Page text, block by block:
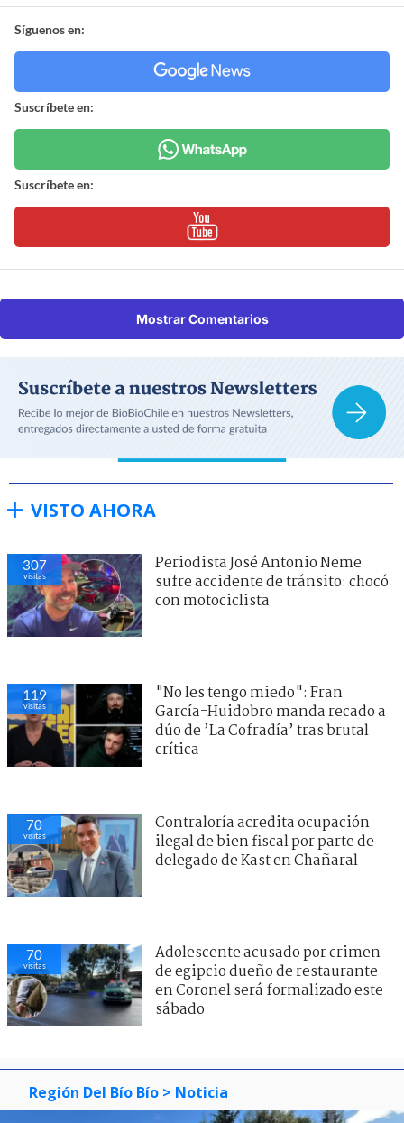
Síguenos en:
Suscríbete en:
Suscríbete en:
Mostrar Comentarios
VISTO AHORA
307
visitas
Periodista José Antonio Neme
sufre accidente de tránsito: chocó
con motociclista
119
visitas
"No les tengo miedo": Fran
García-Huidobro manda recado a
dúo de ’La Cofradía’ tras brutal
crítica
70
visitas
Contraloría acredita ocupación
ilegal de bien fiscal por parte de
delegado de Kast en Chañaral
70
visitas
Adolescente acusado por crimen
de egipcio dueño de restaurante
en Coronel será formalizado este
sábado
Región Del Bío Bío > Noticia